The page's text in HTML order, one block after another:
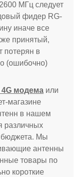
МГц следует
фидер RG-
иначе все
принятый,
потерян в
(ошибочно)
4G модема или
магазине
в нашем
различных
бюджета. Мы
антенны
товары по
короткие